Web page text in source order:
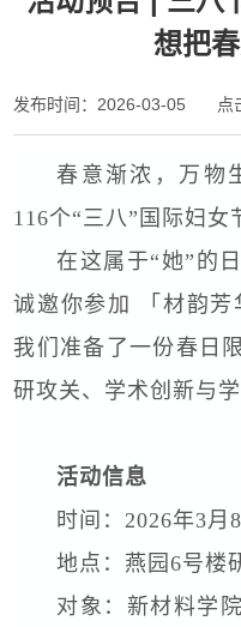
想把
发布时间：2026-03-05 点
春意渐浓，万物
116个“三八”国际妇女
在这属于“她”的
诚邀你参加 「材韵芳
我们准备了一份春日
研攻关、学术创新与
活动信息
时间：2026年3月
地点：燕园6号楼
对象：新材料学